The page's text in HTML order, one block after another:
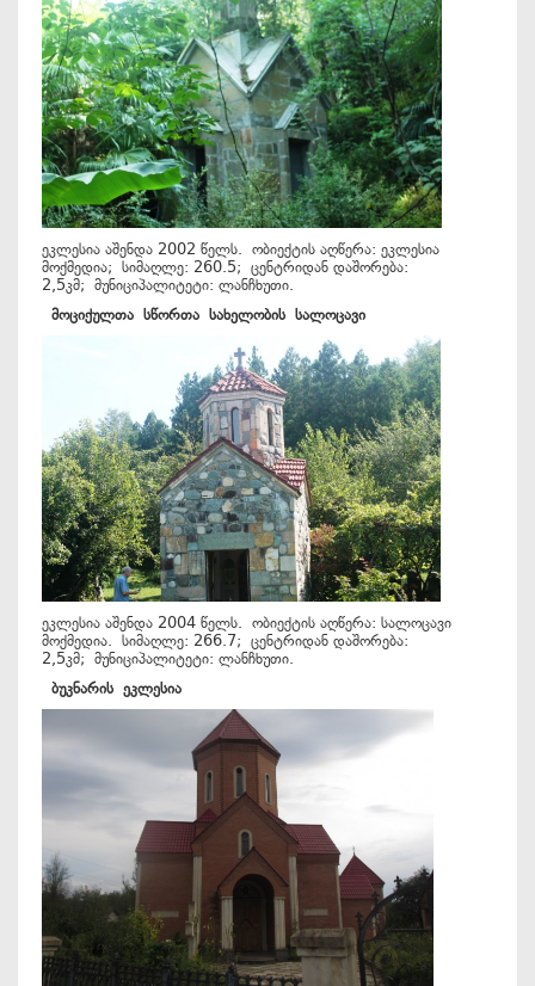
ეკლესია აშენდა 2002 წელს. ობიექტის აღწერა: ეკლესია
მოქმედია; სიმაღლე: 260.5; ცენტრიდან დაშორება:
2,5კმ; მუნიციპალიტეტი: ლანჩხუთი.
მოციქულთა სწორთა სახელობის სალოცავი
ეკლესია აშენდა 2004 წელს. ობიექტის აღწერა: სალოცავი
მოქმედია. სიმაღლე: 266.7; ცენტრიდან დაშორება:
2,5კმ; მუნიციპალიტეტი: ლანჩხუთი.
ბუკნარის ეკლესია